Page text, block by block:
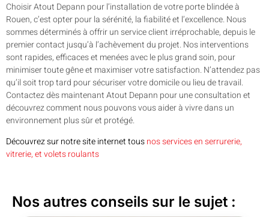
Choisir Atout Depann pour l’installation de votre porte blindée à
Rouen, c’est opter pour la sérénité, la fiabilité et l’excellence. Nous
sommes déterminés à offrir un service client irréprochable, depuis le
premier contact jusqu’à l’achèvement du projet. Nos interventions
sont rapides, efficaces et menées avec le plus grand soin, pour
minimiser toute gêne et maximiser votre satisfaction. N’attendez pas
qu’il soit trop tard pour sécuriser votre domicile ou lieu de travail.
Contactez dès maintenant Atout Depann pour une consultation et
découvrez comment nous pouvons vous aider à vivre dans un
environnement plus sûr et protégé.
Découvrez sur notre site internet tousnos services en serrurerie,
vitrerie, et volets roulants
Nos autres conseils sur le sujet :